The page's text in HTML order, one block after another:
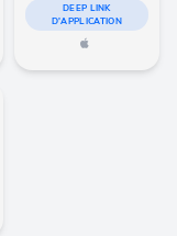
DEEP LINK
D'APPLICATION